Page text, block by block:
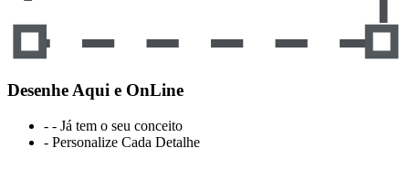
Desenhe Aqui e OnLine
- - Já tem o seu conceito
- Personalize Cada Detalhe